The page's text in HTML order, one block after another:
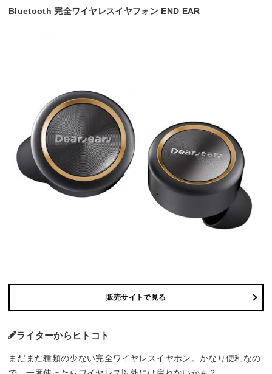
Bluetooth 完全ワイヤレスイヤフォン END EAR
販売サイトで見る
ライターからヒトコト
まだまだ種類の少ない完全ワイヤレスイヤホン。かなり便利なの